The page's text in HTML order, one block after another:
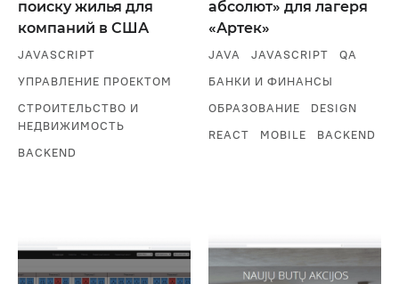
поиску жилья для
компаний в США
JAVASCRIPT
УПРАВЛЕНИЕ ПРОЕКТОМ
СТРОИТЕЛЬСТВО И
НЕДВИЖИМОСТЬ
BACKEND
абсолют» для лагеря
«Артек»
JAVA JAVASCRIPT
QA
БАНКИ И ФИНАНСЫ
ОБРАЗОВАНИЕ
DESIGN
REACT
MOBILE BACKEND